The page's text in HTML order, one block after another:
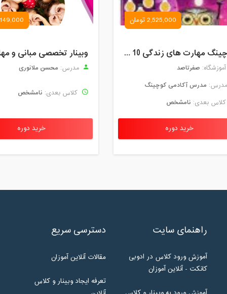
2,525,000 تومان
کوچینگ مهارت های زندگی 10 تا 12 سال
صفرتاصد
مدرس آکادمی کوچینگ
بعدی: نامشخص
خرید دوره
149,000 تومان
مدرس: محسن ملانوری
کلاس بعدی: نامشخص
خرید دوره
راهنمای سایت
آموزش ورود کلاس در ادوبی
کانکت - آنلاین آموزان
دسترسی سریع
مقالات آنلاین آموزان
تعرفه ایجاد وبینار و کلاس